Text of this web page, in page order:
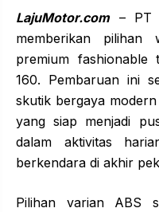
LajuMotor.com– PT
memberikan
premium
160. Pembaruan ini
skutik bergaya
yang siap menjadi
dalam aktivitas
berkendara di akhir
Pilihan varian ABS